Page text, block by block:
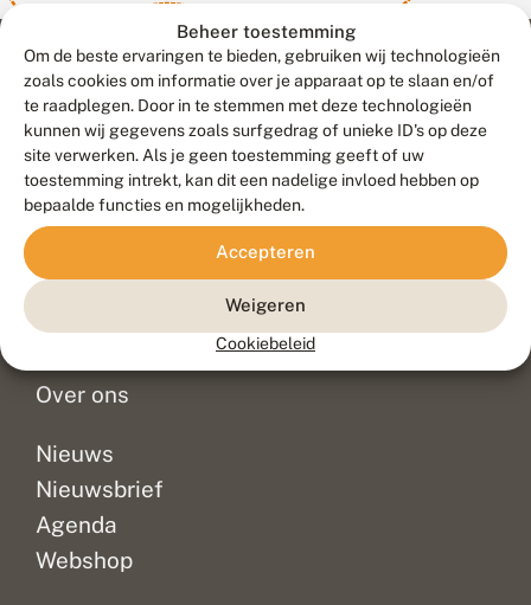
Beheer toestemming
Om de beste ervaringen te bieden, gebruiken wij technologieën
zoals cookies om informatie over je apparaat op te slaan en/of
te raadplegen. Door in te stemmen met deze technologieën
kunnen wij gegevens zoals surfgedrag of unieke ID's op deze
site verwerken. Als je geen toestemming geeft of uw
toestemming intrekt, kan dit een nadelige invloed hebben op
bepaalde functies en mogelijkheden.
Accepteren
Weigeren
Cookiebeleid
Contact
Veelgestelde vragen
Doneer
Over ons
Nieuws
Nieuwsbrief
Agenda
Webshop
Meld waarnemingen© 2026 Vlinderstichting
Duurzaam ontwikkeld door
Go2People
, ontworpen door
Blue Field Agency
Privacy
Disclaimer
Sitemap